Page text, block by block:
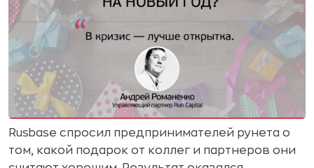
Rusbase спросил предпринимателей рунета о
том, какой подарок от коллег и партнеров они